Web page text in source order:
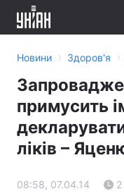
Новини › Здоров'я ›
примусить
ліків –
08:58, 07.04.14